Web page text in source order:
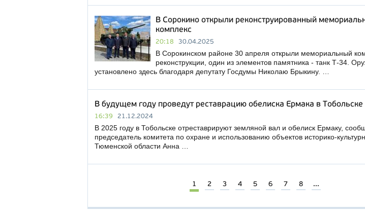
В Сорокино открыли реконструированный
комплекс
20:18 30.04.2025
В Сорокинском районе 30 апреля открыли мемориальный
реконструкции, один из элементов памятника - танк Т-34.
установлено здесь благодаря депутату Госдумы Николаю Брыкину. …
В будущем году проведут реставрацию обелиска Ермака в Тобольске
16:39 21.12.2024
В 2025 году в Тобольске отреставрируют земляной вал и обелиск Ермаку,
председатель комитета по охране и использованию объектов историко-
Тюменской области Анна …
1 2 3 4 5 6 7 8 ...